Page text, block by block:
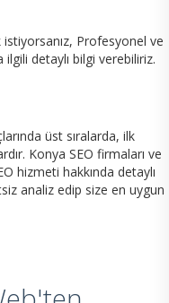
Profesyonel ve
ilgili detaylı bilgi verebiliriz.
üst sıralarda, ilk
Konya SEO firmaları ve
hizmeti hakkında detaylı
analiz edip size en uygun